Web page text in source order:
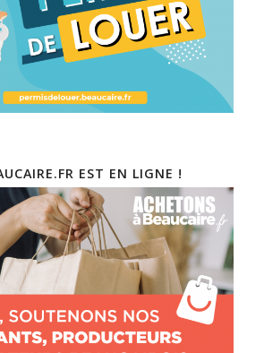
EST EN LIGNE !